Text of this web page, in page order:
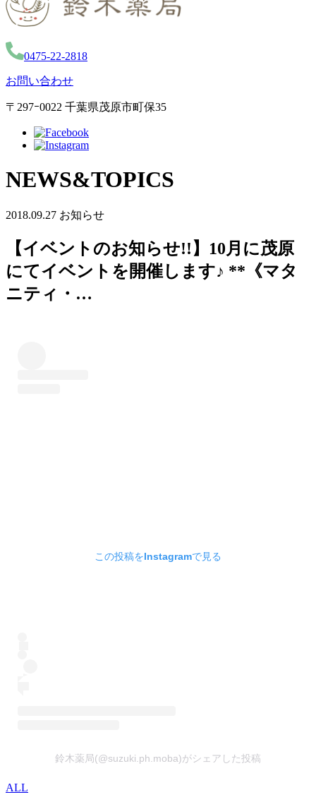
0475-22-2818
お問い合わせ
〒297ｰ0022 千葉県茂原市町保35
NEWS&TOPICS
2018.09.27 お知らせ
【イベントのお知らせ!!】10月に茂原
にてイベントを開催します♪ **《マタ
ニティ・…
この投稿をInstagramで見る
鈴木薬局(@suzuki.ph.moba)がシェアした投稿
ALL